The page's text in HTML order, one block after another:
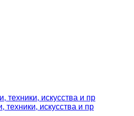
техники, искусства и пр
искусства и пр